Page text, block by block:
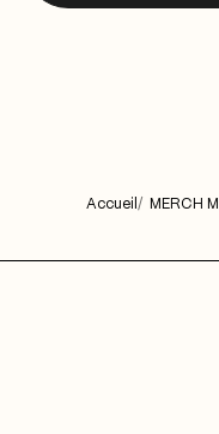
Accueil MERCH